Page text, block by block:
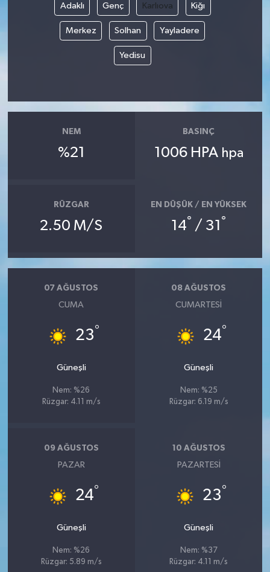
Adaklı Genç Karlıova Kiğı
Merkez Solhan Yayladere
Yedisu
NEM
%21
BASINÇ
1006 HPA hpa
RÜZGAR
2.50 M/S
EN DÜŞÜK / EN YÜKSEK
14° / 31 °
07 AĞUSTOS
CUMA
23°
Güneşli
Nem: %26
Rüzgar: 4.11 m/s
08 AĞUSTOS
CUMARTESI
24°
Güneşli
Nem: %25
Rüzgar: 6.19 m/s
09 AĞUSTOS
PAZAR
24°
Güneşli
Nem: %26
Rüzgar: 5.89 m/s
10 AĞUSTOS
PAZARTESI
23°
Güneşli
Nem: %37
Rüzgar: 4.11 m/s